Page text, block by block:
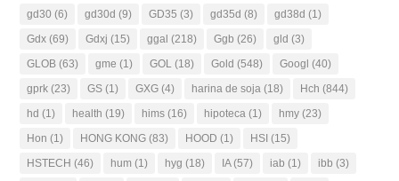
gd30 (6) gd30d (9) GD35 (3) gd35d (8) gd38d (1)
Gdx (69) Gdxj (15) ggal (218) Ggb (26) gld (3)
GLOB (63) gme (1) GOL (18) Gold (548) Googl (40)
gprk (23) GS (1) GXG (4) harina de soja (18) Hch (844)
hd (1) health (19) hims (16) hipoteca (1) hmy (23)
Hon (1) HONG KONG (83) HOOD (1) HSI (15)
HSTECH (46) hum (1) hyg (18) IA(57) iab (1) ibb (3)